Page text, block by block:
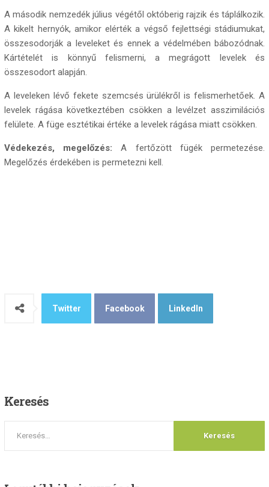
A második nemzedék július végétől októberig rajzik és táplálkozik.
A kikelt hernyók, amikor elérték a végső fejlettségi stádiumukat,
összesodorják a leveleket és ennek a védelmében bábozódnak.
Kártételét is könnyű felismerni, a megrágott levelek és
összesodort alapján.
A leveleken lévő fekete szemcsés ürülékről is felismerhetőek. A
levelek rágása következtében csökken a levélzet asszimilációs
felülete. A füge esztétikai értéke a levelek rágása miatt csökken.
Védekezés, megelőzés: A fertőzött fügék permetezése.
Megelőzés érdekében is permetezni kell.
Twitter Facebook LinkedIn
Keresés